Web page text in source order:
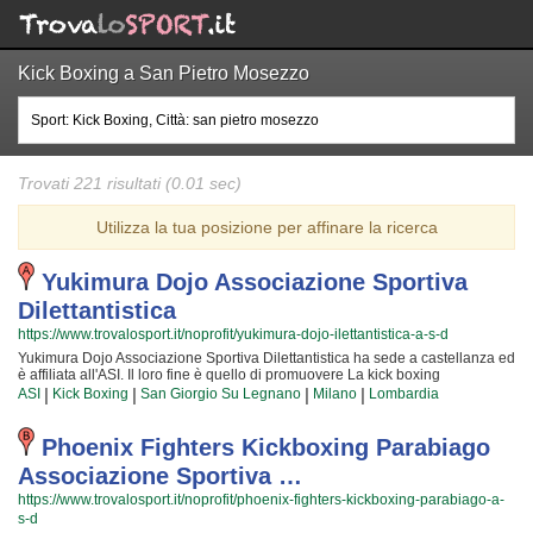
Kick Boxing a San Pietro Mosezzo
Trovati 221 risultati (0.01 sec)
Utilizza la tua posizione per affinare la ricerca
Yukimura Dojo Associazione Sportiva
Dilettantistica
https://www.trovalosport.it/noprofit/yukimura-dojo-ilettantistica-a-s-d
Yukimura Dojo Associazione Sportiva Dilettantistica ha sede a castellanza ed
è affiliata all'ASI. Il loro fine è quello di promuovere La kick boxing
organizzando corsi per bambini, ragazzi e adulti. Se desiderate che vostro
figlio o vostra figlia impari la disciplina, il rispetto e la concentrazione, La kick
boxing è sicuramente lo sport più adatto. I loro maestri di kick boxing
seguiranno i vostri figli passo per passo, ma restando sempre nell'ottica di
sviluppare i talenti e le capacità personali di ciascun atleta. Yukimura Dojo
Associazione Sportiva Dilettantistica da sempre accoglie i bambini e i
ragazzi di castellanza, in un ambiente serio e sano, in cui i vostri figli
troveranno sicuramente uno sfogo e uno svago e tanti nuovi amici. Gli
allenamenti si svolgono in palestra a castellanza e seguono l'andamento del
ASI | Kick Boxing | San Giorgio Su Legnano | Milano | Lombardia
Phoenix Fighters Kickboxing Parabiago
Associazione Sportiva …
https://www.trovalosport.it/noprofit/phoenix-fighters-kickboxing-parabiago-a-
s-d